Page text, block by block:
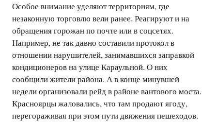
Особое внимание уделяют территориям, где
незаконную торговлю вели ранее. Реагируют и на
обращения горожан по почте или в соцсетях.
Например, не так давно составили протокол в
отношении нарушителей, занимавшихся заправкой
кондиционеров на улице Караульной. О них
сообщили жители района. А в конце минувшей
недели организовали рейд в районе вантового моста.
Красноярцы жаловались, что там продают ягоду,
перегораживая при этом пути движения пешеходов.